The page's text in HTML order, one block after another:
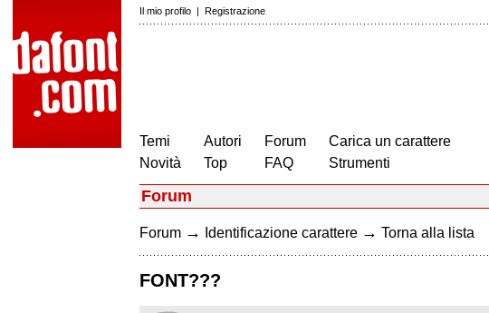
Il mio profilo | Registrazione
Temi
Novità
Autori
Top
Forum
FAQ
Carica un carattere
Strumenti
Forum
Forum → Identificazione carattere → Torna alla lista
FONT???